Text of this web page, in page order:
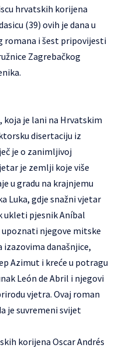
hrvatskih korijena
(39) ovih je dana u
romana i šest pripovijesti
Zagrebačkog
koja je lani na Hrvatskim
disertaciju iz
je o zanimljivoj
je zemlji koje više
u gradu na krajnjemu
Luka, gdje snažni vjetar
ukleti pjesnik Aníbal
njegove mitske
izazovima današnjice,
Azimut i kreće u potragu
León de Abril i njegovi
vjetra. Ovaj roman
je suvremeni svijet
korijena Oscar Andrés